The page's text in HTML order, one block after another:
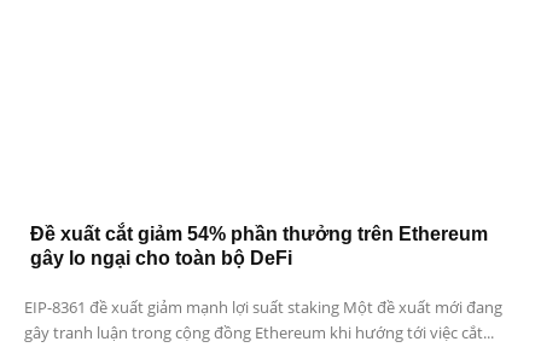
Đề xuất cắt giảm 54% phần thưởng trên Ethereum
gây lo ngại cho toàn bộ DeFi
EIP-8361 đề xuất giảm mạnh lợi suất staking Một đề xuất mới đang
gây tranh luận trong cộng đồng Ethereum khi hướng tới việc cắt...